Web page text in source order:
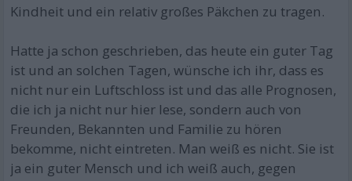
Kindheit und ein relativ großes Päkchen zu tragen.
Hatte ja schon geschrieben, das heute ein guter Tag
ist und an solchen Tagen, wünsche ich ihr, dass es
nicht nur ein Luftschloss ist und das alle Prognosen,
die ich ja nicht nur hier lese, sondern auch von
Freunden, Bekannten und Familie zu hören
bekomme, nicht eintreten. Man weiß es nicht. Sie ist
ja ein guter Mensch und ich weiß auch, gegen